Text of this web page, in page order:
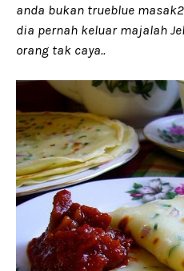
anda bukan trueblue
dia pernah keluar majalah
orang tak caya..